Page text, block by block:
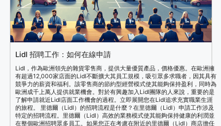
Lidl 招聘工作：如何在線申請
Lidl，作為歐洲領先的雜貨零售商，提供大量優質產品，價格優惠。在歐洲擁
有超過12,000家店面的Lidl不斷擴大其員工規模，吸引眾多求職者，因其具有
競爭力的薪資和福利。該零售商的節約型經營模式使其能夠保持盈利，同時為
歐洲成千上萬人提供就業機會。對於有興趣加入Lidl團隊的人來說，重要的是
了解申請就近Lidl店面工作機會的過程。立即展開您在Lidl追求充實職業生涯
的旅程。 里德爾（Lidl）的招聘流程是什麼？在里德爾（Lidl）申請工作涉及
特定的招聘流程。里德爾（Lidl）高效的業務模式使其能夠保持健康的利潤並
在整個歐洲招聘眾多員工。如果您正在考慮在附近的里德爾（Lidl）商店擔任